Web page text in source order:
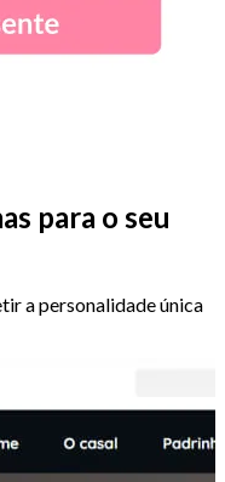
para o seu
a personalidade única